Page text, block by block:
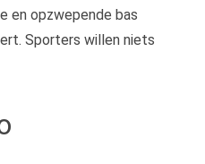
en opzwepende bas
Sporters willen niets